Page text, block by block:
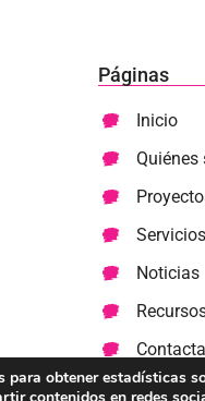
Páginas
Inicio
Quiénes
Servicios
Noticias
Contacta
obtener estadísticas